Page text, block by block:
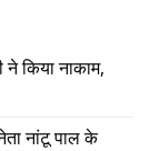
किया नाकाम,
नांटू पाल के